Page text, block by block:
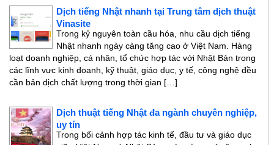
Dịch tiếng Nhật nhanh tại Trung tâm dịch thuật
Vinasite
Trong kỷ nguyên toàn cầu hóa, nhu cầu dịch tiếng
Nhật nhanh ngày càng tăng cao ở Việt Nam. Hàng
loạt doanh nghiệp, cá nhân, tổ chức hợp tác với Nhật Bản trong
các lĩnh vực kinh doanh, kỹ thuật, giáo dục, y tế, công nghệ đều
cần bản dịch chất lượng trong thời gian […]
Dịch thuật tiếng Nhật đa ngành chuyên nghiệp,
uy tín
Trong bối cảnh hợp tác kinh tế, đầu tư và giáo dục